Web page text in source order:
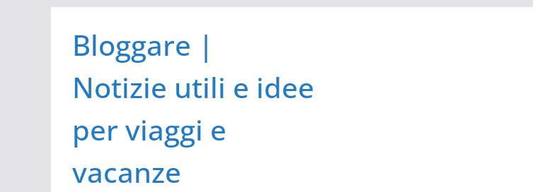
contenuto
Bloggare |
Notizie utili e idee
per viaggi e
vacanze